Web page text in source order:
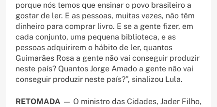
porque nós temos que ensinar o povo brasileiro a
gostar de ler. E as pessoas, muitas vezes, não têm
dinheiro para comprar livro. E se a gente fizer, em
cada conjunto, uma pequena biblioteca, e as
pessoas adquirirem o hábito de ler, quantos
Guimarães Rosa a gente não vai conseguir produzir
neste país? Quantos Jorge Amado a gente não vai
conseguir produzir neste país?”, sinalizou Lula.
RETOMADA — O ministro das Cidades, Jader Filho,